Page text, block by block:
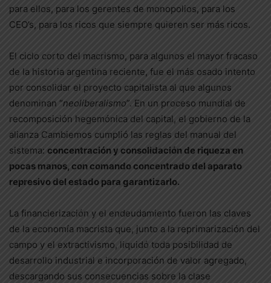
para ellos, para los gerentes de monopolios, para los
CEO’s, para los ricos que siempre quieren ser más ricos.
El ciclo corto del macrismo, para algunos el mayor fracaso
de la historia argentina reciente, fue el más osado intento
por consolidar el proyecto capitalista al que algunos
denominan “neoliberalismo”. En un proceso mundial de
recomposición hegemónica del capital, el gobierno de la
alianza Cambiemos cumplió las reglas del manual del
sistema: concentración y consolidación de riqueza en
pocas manos, con comando concentrado del aparato
represivo del estado para garantizarlo.
La financierización y el endeudamiento fueron las claves
de la economía macrista que, junto a la reprimarización del
campo y el extractivismo, liquidó toda posibilidad de
desarrollo industrial e incorporación de valor agregado,
descargando sus consecuencias sobre la clase